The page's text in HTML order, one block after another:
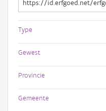
Type
Gewest
Provincie
Gemeente